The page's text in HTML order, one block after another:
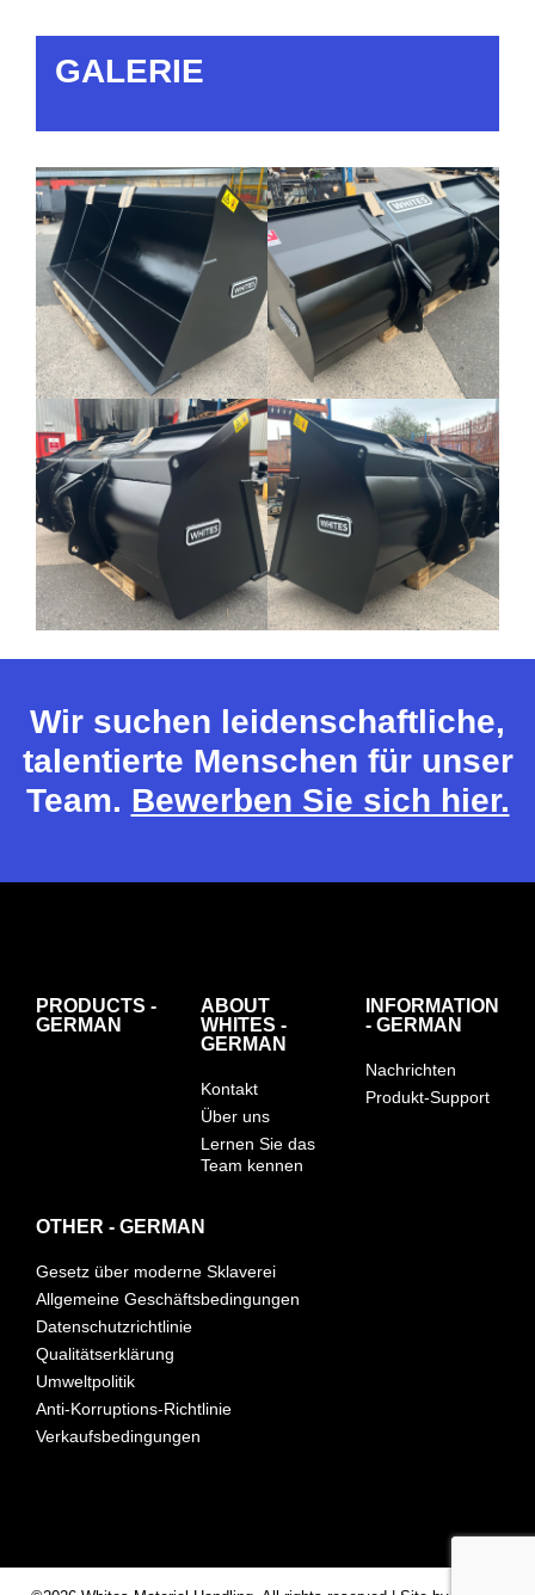
GALERIE
Wir suchen leidenschaftliche,
talentierte Menschen für unser
Team. Bewerben Sie sich hier.
PRODUCTS -
GERMAN
ABOUT
WHITES -
GERMAN
Kontakt
Über uns
Lernen Sie das
Team kennen
INFORMATION
- GERMAN
Nachrichten
Produkt-Support
OTHER - GERMAN
Gesetz über moderne Sklaverei
Allgemeine Geschäftsbedingungen
Datenschutzrichtlinie
Qualitätserklärung
Umweltpolitik
Anti-Korruptions-Richtlinie
Verkaufsbedingungen